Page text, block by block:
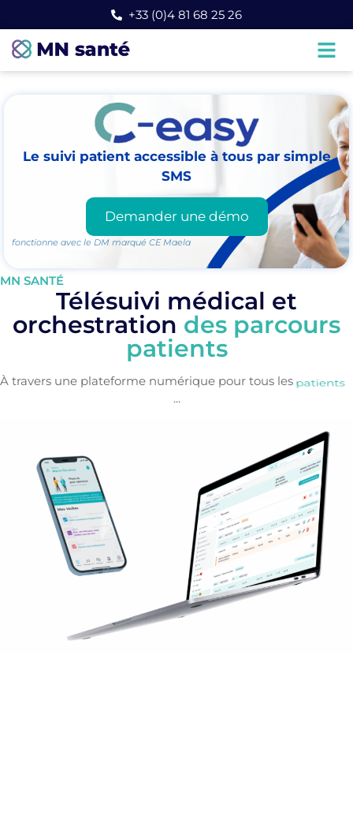
+33 (0)4 81 68 25 26
Le suivi patient accessible à tous par simple
SMS
Demander une démo
fonctionne avec le DM marqué CE Maela
MN SANTÉ
Télésuivi médical et
orchestration des parcours
patients
À travers une plateforme numérique pour tous les territoires
...